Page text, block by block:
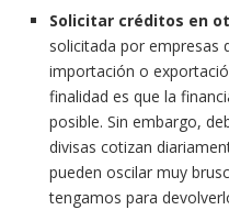
Solicitar créditos en
solicitada por empresas
importación o
finalidad es que la
posible. Sin embargo,
divisas cotizan
pueden oscilar muy
tengamos para